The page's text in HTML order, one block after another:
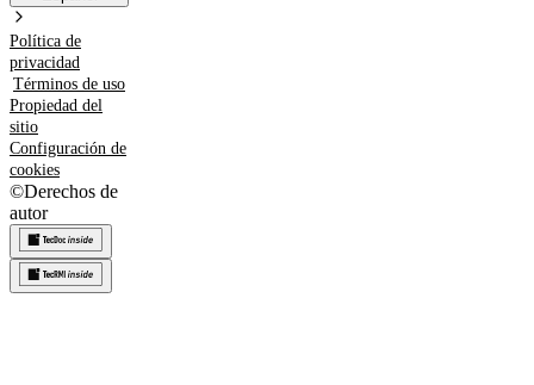
Política de
privacidad
Términos de uso
Propiedad del
sitio
Configuración de
cookies
©Derechos de
autor